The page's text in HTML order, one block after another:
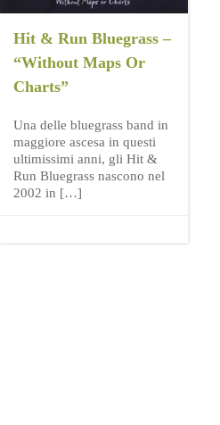
Hit & Run Bluegrass –
“Without Maps Or
Charts”
Una delle bluegrass band in
maggiore ascesa in questi
ultimissimi anni, gli Hit &
Run Bluegrass nascono nel
2002 in […]